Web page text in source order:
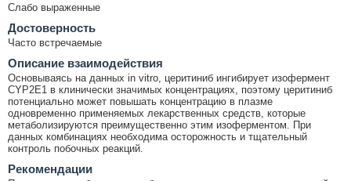
Слабо выраженные
Достоверность
Часто встречаемые
Описание взаимодействия
Основываясь на данных in vitro, церитиниб ингибирует изофермент
CYP2E1 в клинически значимых концентрациях, поэтому церитиниб
потенциально может повышать концентрацию в плазме
одновременно применяемых лекарственных средств, которые
метаболизируются преимущественно этим изоферментом. При
данных комбинациях необходима осторожность и тщательный
контроль побочных реакций.
Рекомендации